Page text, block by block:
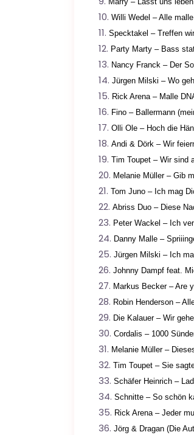
Willi Wedel – Alle
Specktakel – Treffen
Party Marty – Bass
Nancy Franck – Der
Jürgen Milski – Wo
Rick Arena – Malle
Fino – Ballermann
Olli Ole – Hoch die
Andi & Dörk – Wir
Tim Toupet – Wir sind
Melanie Müller – Gib
Tom Juno – Ich mag
Abriss Duo – Diese
Peter Wackel – Ich
Danny Malle –
Jürgen Milski – Ich
Johnny Dampf feat.
Markus Becker – Are
Robin Henderson –
Die Kalauer – Wir
Cordalis – 1000
Melanie Müller –
Tim Toupet – Sie
Schäfer Heinrich –
Schnitte – So schön
Rick Arena – Jeder
Jörg & Dragan (Die